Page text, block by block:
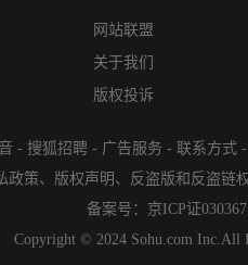
网站联盟
关于我们
版权投诉
- 搜狐招聘 - 广告服务 - 联系方式 -
政策、 版权声明 、 反盗版和反盗链
备案号： 京ICP证
Copyright © 2024 Sohu.com Inc.All